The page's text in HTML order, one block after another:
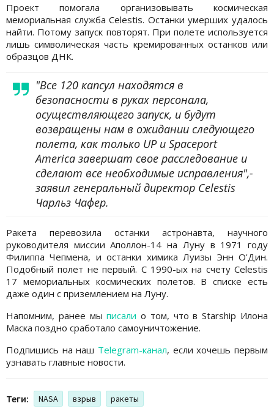
Проект помогала организовывать космическая
мемориальная служба Celestis. Останки умерших удалось
найти. Потому запуск повторят. При полете используется
лишь символическая часть кремированных останков или
образцов ДНК.
"Все 120 капсул находятся в
безопасности в руках персонала,
осуществляющего запуск, и будут
возвращены нам в ожидании следующего
полета, как только UP и Spaceport
America завершат свое расследование и
сделают все необходимые исправления",-
заявил генеральный директор Celestis
Чарльз Чафер.
Ракета перевозила останки астронавта, научного
руководителя миссии Аполлон-14 на Луну в 1971 году
Филиппа Чепмена, и останки химика Луизы Энн О'Дин.
Подобный полет не первый. С 1990-ых на счету Celestis
17 мемориальных космических полетов. В списке есть
даже один с приземлением на Луну.
Напомним, ранее мыписали о том, что в Starship Илона
Маска поздно сработало самоуничтожение.
Подпишись на наш Telegram-канал, если хочешь первым
узнавать главные новости.
Теги: NASA взрыв ракеты